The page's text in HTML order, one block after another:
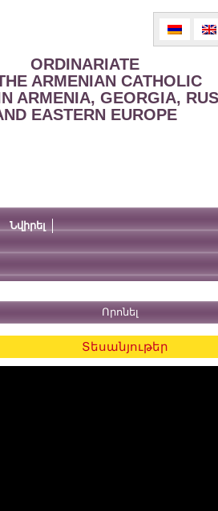
ORDINARIATE
ARMENIAN CATHOLIC
ARMENIA, GEORGIA,
EASTERN EUROPE
Նվիրել
Տեսանյութեր